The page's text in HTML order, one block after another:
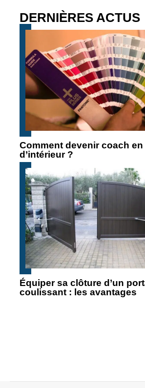
DERNIÈRES ACTUS
Comment devenir coach
d’intérieur ?
Équiper sa clôture d’un
coulissant : les avantages